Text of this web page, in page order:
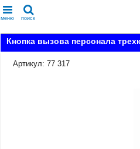
меню поиск
Кнопка вызова персонала
Артикул: 77 317